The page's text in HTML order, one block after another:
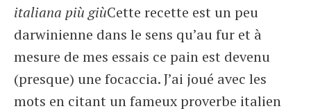
italiana più giùCette recette est un peu
darwinienne dans le sens qu’au fur et à
mesure de mes essais ce pain est devenu
(presque) une focaccia. J’ai joué avec les
mots en citant un fameux proverbe italien